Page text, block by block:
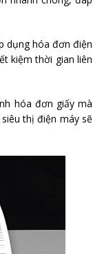
dụng hóa đơn điện
kiệm thời gian liên
hóa đơn giấy mà
thị điện máy sẽ